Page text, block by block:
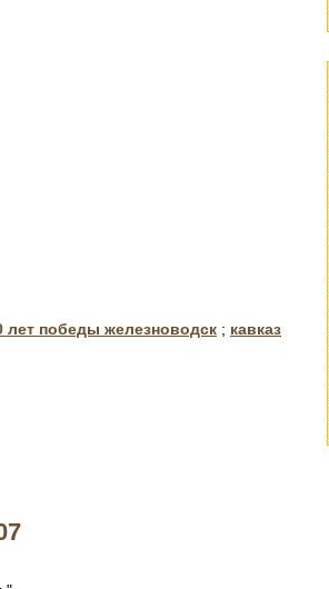
лет победы железноводск ; кавказ